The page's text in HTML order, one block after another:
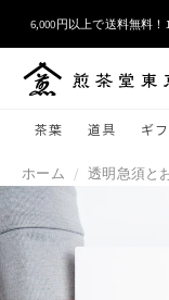
ンツに
進む
6,000円以上で送料無料
茶葉 道具 ギ
ホーム / 透明急須と